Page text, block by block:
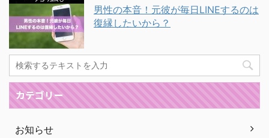
男性の本音！元彼が毎日LINEするのは
復縁したいから？
カテゴリー
お知らせ